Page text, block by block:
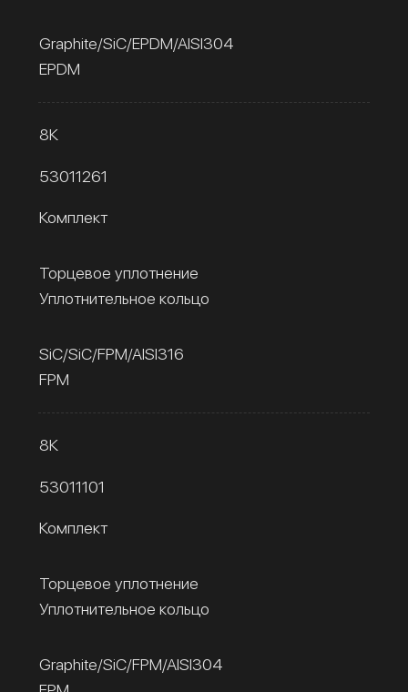
Graphite/SiC/EPDM/AISI304
EPDM
8К
53011261
Комплект
Торцевое уплотнение
Уплотнительное кольцо
SiC/SiC/FPM/AISI316
FPM
8К
53011101
Комплект
Торцевое уплотнение
Уплотнительное кольцо
Graphite/SiC/FPM/AISI304